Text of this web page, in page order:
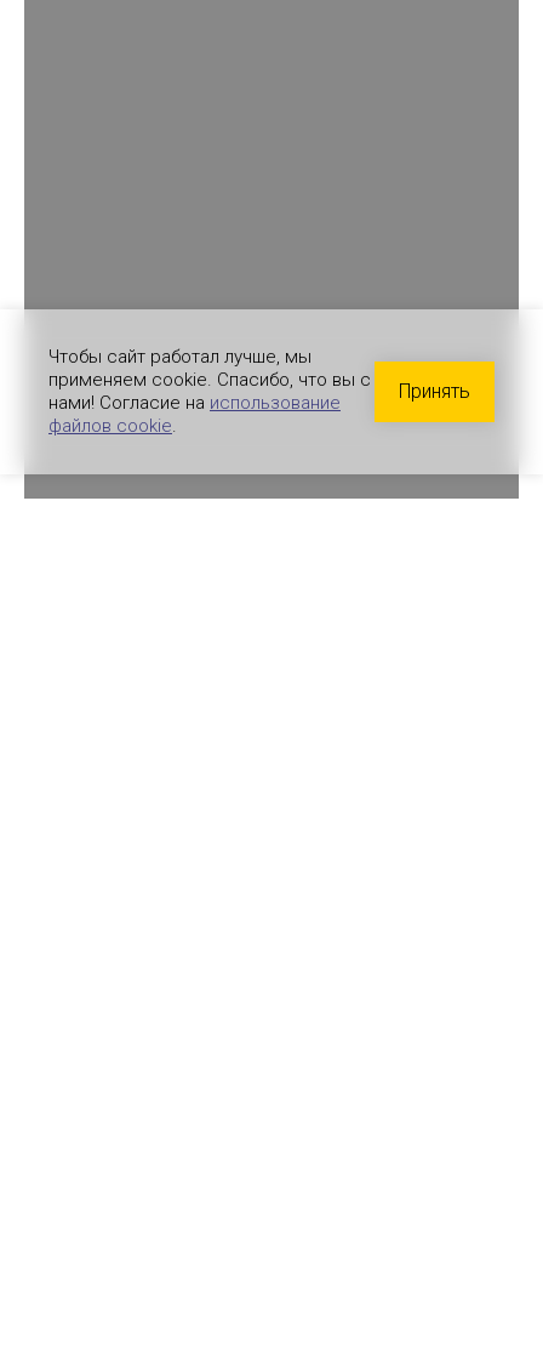
Чтобы сайт работал лучше, мы
применяем cookie. Спасибо, что вы с
нами! Согласие на использование
файлов cookie.
Принять